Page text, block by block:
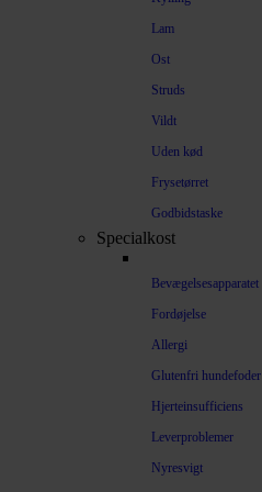
Lam
Ost
Struds
Vildt
Uden kød
Frysetørret
Godbidstaske
Specialkost
Bevægelsesapparatet
Fordøjelse
Allergi
Glutenfri hundefoder
Hjerteinsufficiens
Leverproblemer
Nyresvigt